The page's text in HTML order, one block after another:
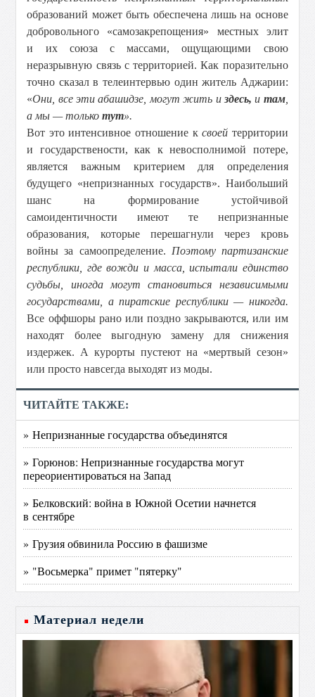
образований может быть обеспечена лишь на основе
добровольного «самозакрепощения» местных элит
и их союза с массами, ощущающими свою
неразрывную связь с территорией. Как поразительно
точно сказал в телеинтервью один житель Аджарии:
«Они, все эти абашидзе, могут жить издесь,и там,
а мы — толькотут».
Вот это интенсивное отношение ксвоей территории
и государствености, как к невосполнимой потере,
является важным критерием для определения
будущего «непризнанных государств». Наибольший
шанс на формирование устойчивой
самоидентичности имеют те непризнанные
образования, которые перешагнули через кровь
войны за самоопределение. Поэтому партизанские
республики, где вожди и масса, испытали единство
судьбы, иногда могут становиться независимыми
государствами, а пиратские республики — никогда.
Все оффшоры рано или поздно закрываются, или им
находят более выгодную замену для снижения
издержек. А курорты пустеют на «мертвый сезон»
или просто навсегда выходят из моды.
ЧИТАЙТЕ ТАКЖЕ:
» Непризнанные государства объединятся
» Горюнов: Непризнанные государства могут
переориентироваться на Запад
» Белковский: война в Южной Осетии начнется
в сентябре
» Грузия обвинила Россию в фашизме
» "Восьмерка" примет "пятерку"
Материал недели